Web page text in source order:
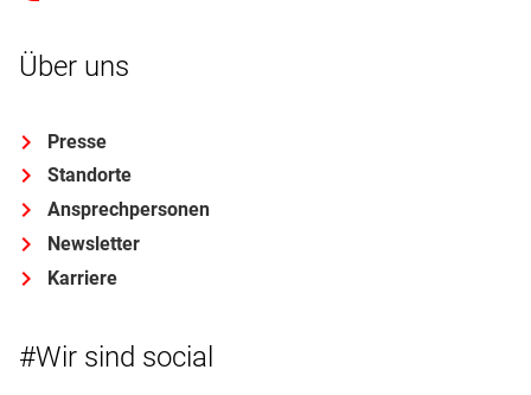
Über uns
Presse
Standorte
Ansprechpersonen
Newsletter
Karriere
#Wir sind social